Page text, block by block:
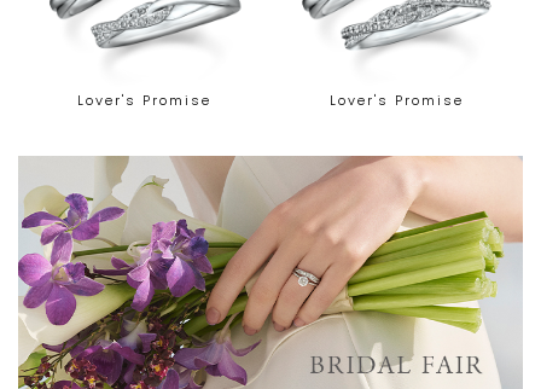
Lover's Promise Lover's Promise